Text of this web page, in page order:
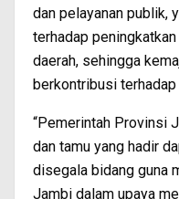
dan pelayanan publik,
terhadap
daerah, sehingga
berkontribusi
“Pemerintah Provinsi
dan tamu yang hadir
disegala bidang guna
Jambi dalam upaya